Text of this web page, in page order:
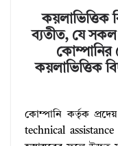
কয়লাভিত্তিক
ব্যতীত, যে
কোম্পানির
কয়লাভিত্তিক
কোম্পানি কর্তৃক
technical